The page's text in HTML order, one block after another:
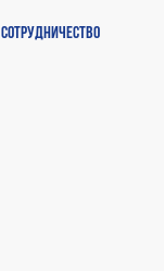
Сотрудничество